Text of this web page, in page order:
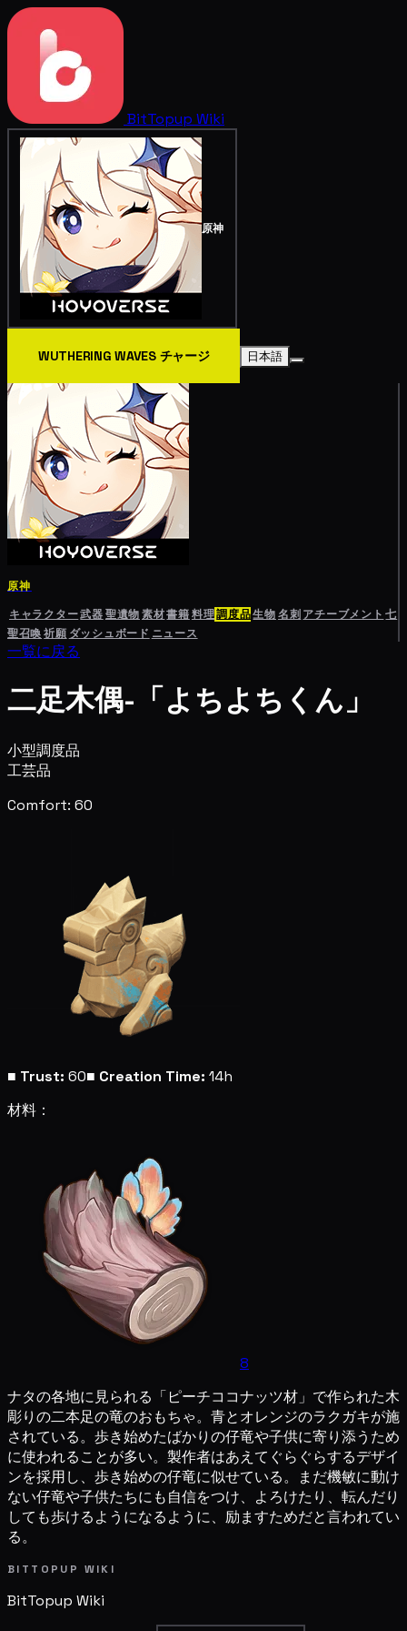
BitTopup Wiki
原神
WUTHERING WAVES チャージ 日本語
原神
キャラクター武器聖遺物素材書籍料理調度品生物名刺 アチーブメント 七
聖召喚祈願 ダッシュボード ニュース
一覧に戻る
二足木偶-「よちよちくん」
小型調度品
工芸品
Comfort: 60
■ Trust: 60■ Creation Time: 14h
材料：
8
ナタの各地に見られる「ピーチココナッツ材」で作られた木
彫りの二本足の竜のおもちゃ。青とオレンジのラクガキが施
されている。歩き始めたばかりの仔竜や子供に寄り添うため
に使われることが多い。製作者はあえてぐらぐらするデザイ
ンを採用し、歩き始めの仔竜に似せている。まだ機敏に動け
ない仔竜や子供たちにも自信をつけ、よろけたり、転んだり
しても歩けるようになるように、励ますためだと言われてい
る。
BITTOPUP WIKI
BitTopup Wiki